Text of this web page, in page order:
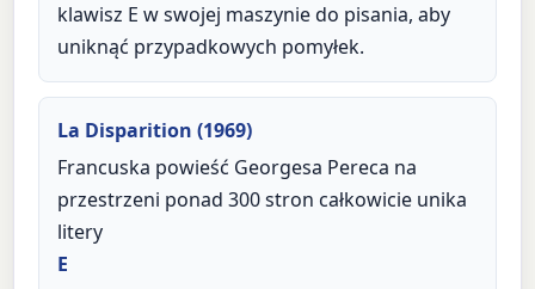
klawisz E w swojej maszynie do pisania, aby
uniknąć przypadkowych pomyłek.
La Disparition (1969)
Francuska powieść Georgesa Pereca na
przestrzeni ponad 300 stron całkowicie unika
litery
E